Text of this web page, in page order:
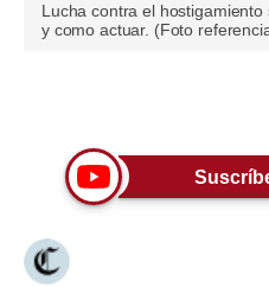
Editorial
Tendencias
Lujo
Viajes
Lucha contra el
y como actuar. (Foto